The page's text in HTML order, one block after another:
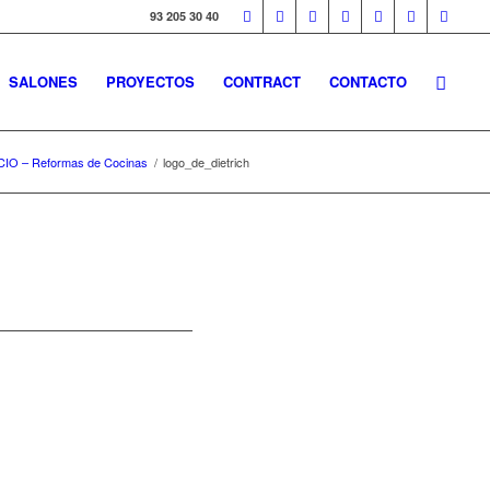
93 205 30 40
SALONES PROYECTOS CONTRACT CONTACTO
– Reformas de Cocinas / logo_de_dietrich